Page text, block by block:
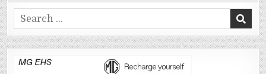
Search
for: